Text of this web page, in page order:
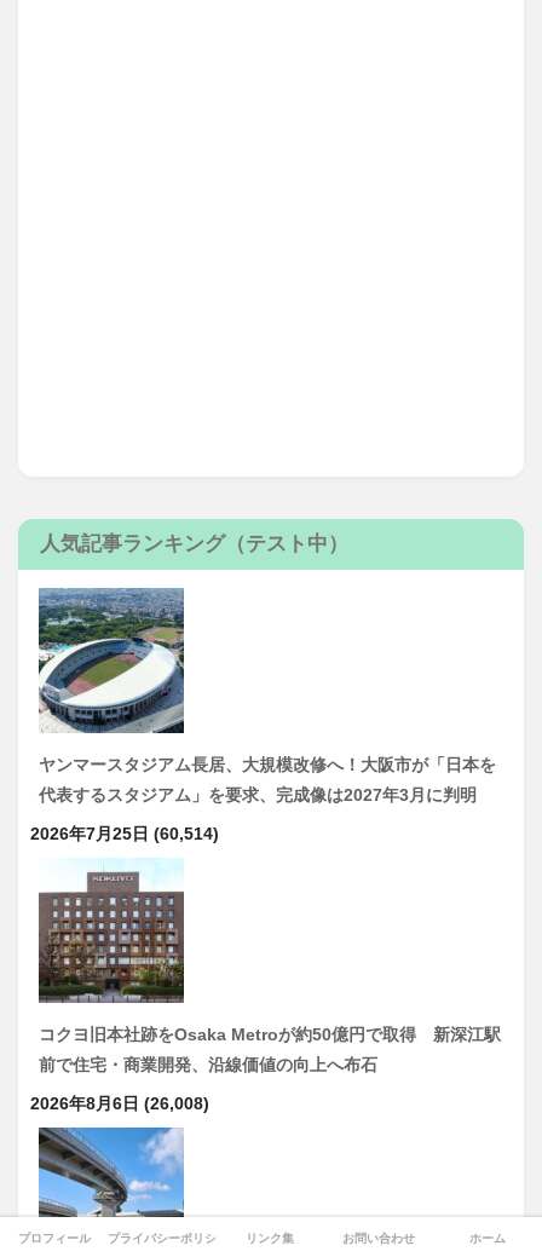
人気記事ランキング（テスト中）
ヤンマースタジアム長居、大規模改修へ！大阪市が「日本を
代表するスタジアム」を要求、完成像は2027年3月に判明
2026年7月25日 (60,514)
コクヨ旧本社跡をOsaka Metroが約50億円で取得 新深江駅
前で住宅・商業開発、沿線価値の向上へ布石
2026年8月6日 (26,008)
プロフィール プライバシーポリシー リンク集 お問い合わせ ホーム